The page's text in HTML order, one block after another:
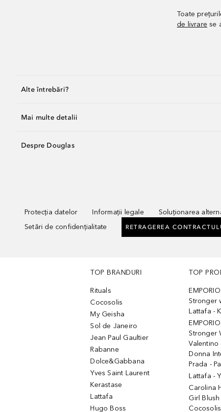
Toate
de livrare se
Alte întrebări?
Mai multe detalii
Despre Douglas
Protecția datelor Informații legale Soluționarea
Setări de confidențialitate
RETRAGEREA
TOP BRANDURI
Rituals
Cocosolis
My Geisha
Sol de Janeiro
Jean Paul Gaultier
Rabanne
Dolce&Gabbana
Yves Saint Laurent
Kerastase
Lattafa
Hugo Boss
TOP
Stronger
Lattafa -
Stronger
Valentino
Donna
Prada -
Lattafa -
Carolina
Girl Blush